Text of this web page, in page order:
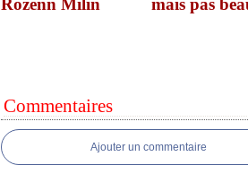
Rozenn Milin
mais pas
Commentaires
Ajouter un commentaire